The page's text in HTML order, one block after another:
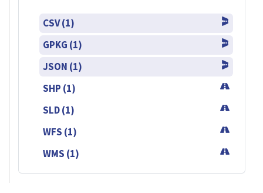
CSV (1)
GPKG (1)
JSON (1)
SHP (1)
SLD (1)
WFS (1)
WMS (1)